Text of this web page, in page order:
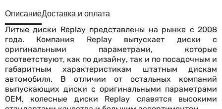
ОписаниеДоставка и оплата
Литые диски Replay представлены на рынке с 2008
года. Компания Replay выпускает диски с
оригинальными параметрами, которые
соответствуют, как по дизайну, так и по посадочным и
габаритным характеристикам штатным дискам
автомобиля. В отличии от остальных компаний
выпускающих диски с оригинальными параметрами
OEM, колесные диски Replay славятся высокими